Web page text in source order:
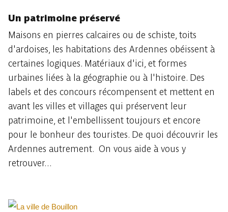
Un patrimoine préservé
Maisons en pierres calcaires ou de schiste, toits
d'ardoises, les habitations des Ardennes obéissent à
certaines logiques. Matériaux d'ici, et formes
urbaines liées à la géographie ou à l'histoire. Des
labels et des concours récompensent et mettent en
avant les villes et villages qui préservent leur
patrimoine, et l'embellissent toujours et encore
pour le bonheur des touristes. De quoi découvrir les
Ardennes autrement. On vous aide à vous y
retrouver...